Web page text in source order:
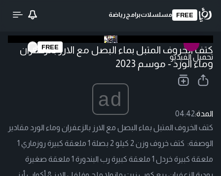
FREE مسلسلاتبرامج رياضة
تحميل الفيديو
FREE
كتف الخروف المتبل بماء البصل مع الارز بالزعفران
وماء الورد - موسم 2023
ad
المدة:04:42
كتف الخروف المتبل بماء البصل مع الارز بالزعفران وماء الورد مقادير
الوصفة: كتف خروف وزن 2 كيلو 2 بصلة 1 ملعقة كبيرة روزماري 1
ملعقة كبيرة خردل 1 ملعقة كبيرة رب البندورة 1 ملعقة صغيرة